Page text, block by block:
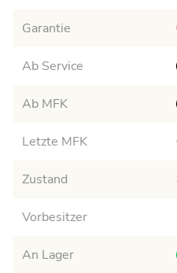
Garantie
Ab Service
Ab MFK
Letzte MFK
Zustand
Vorbesitzer
An Lager